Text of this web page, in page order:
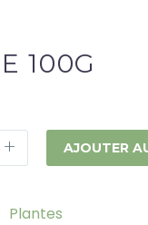
100G
+ AJOUTER
Plantes